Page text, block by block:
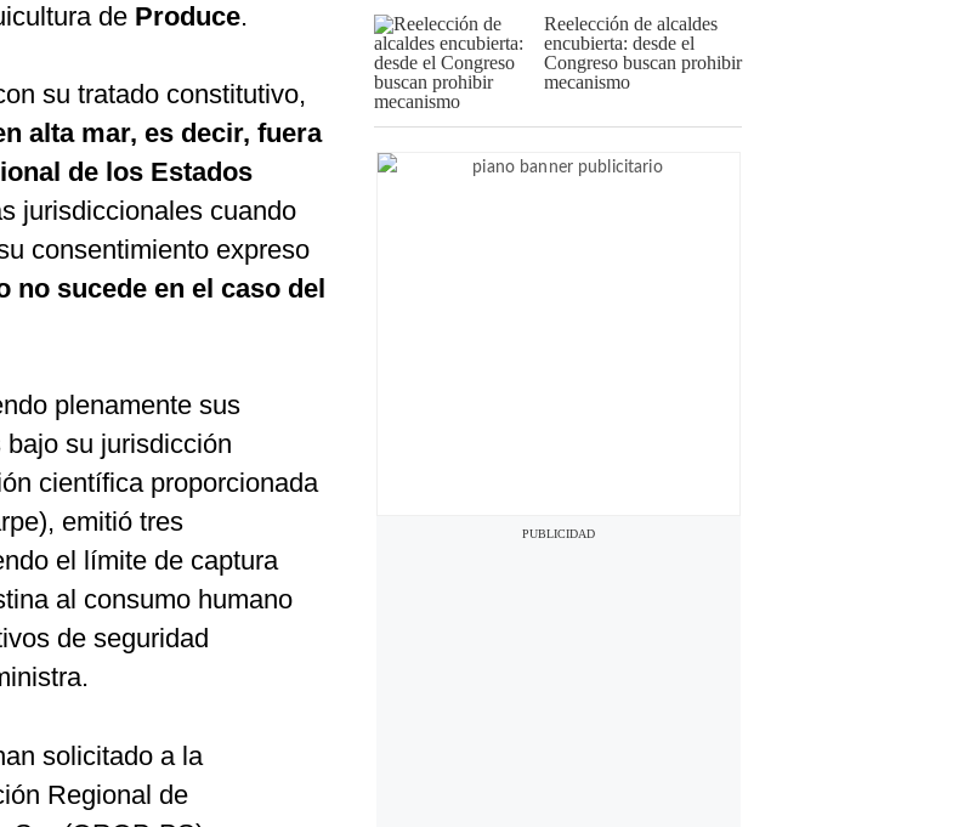
de Produce.
su tratado constitutivo,
alta mar, es decir, fuera
de los Estados
jurisdiccionales cuando
consentimiento expreso
no sucede en el caso del
plenamente sus
su jurisdicción
científica proporcionada
emitió tres
el límite de captura
al consumo humano
de seguridad
solicitado a la
Regional de
Reelección de alcaldes
encubierta: desde el
Congreso buscan prohibir
mecanismo